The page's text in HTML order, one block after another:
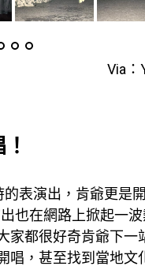
Via：
的表演出，肯爺更是
也在網路上掀起一
家都很好奇肯爺下一
唱，甚至找到當地文